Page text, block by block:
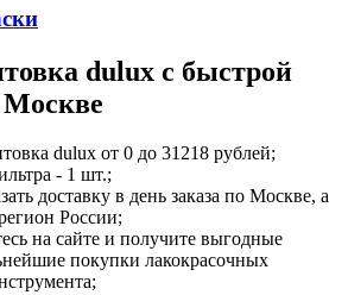
dulux с быстрой
Москве
dulux от 0 до 31218 рублей;
- 1 шт.;
доставку в день заказа по Москве, а
России;
на сайте и получите выгодные
покупки лакокрасочных